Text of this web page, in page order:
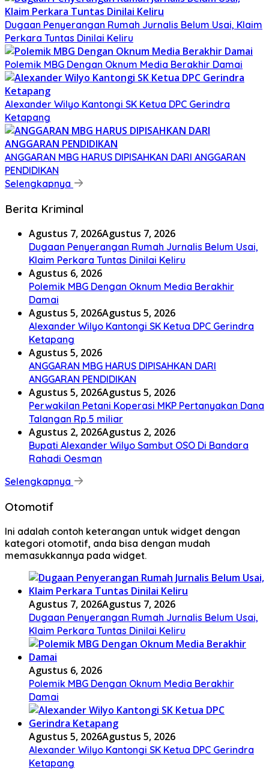
Dugaan Penyerangan Rumah Jurnalis Belum Usai, Klaim
Perkara Tuntas Dinilai Keliru
Polemik MBG Dengan Oknum Media Berakhir Damai
Alexander Wilyo Kantongi SK Ketua DPC Gerindra
Ketapang
ANGGARAN MBG HARUS DIPISAHKAN DARI ANGGARAN
PENDIDIKAN
Selengkapnya
Berita Kriminal
Agustus 7, 2026Agustus 7, 2026
Dugaan Penyerangan Rumah Jurnalis Belum Usai,
Klaim Perkara Tuntas Dinilai Keliru
Agustus 6, 2026
Polemik MBG Dengan Oknum Media Berakhir
Damai
Agustus 5, 2026Agustus 5, 2026
Alexander Wilyo Kantongi SK Ketua DPC Gerindra
Ketapang
Agustus 5, 2026
ANGGARAN MBG HARUS DIPISAHKAN DARI
ANGGARAN PENDIDIKAN
Agustus 5, 2026Agustus 5, 2026
Perwakilan Petani Koperasi MKP Pertanyakan Dana
Talangan Rp.5 miliar
Agustus 2, 2026Agustus 2, 2026
Bupati Alexander Wilyo Sambut OSO Di Bandara
Rahadi Oesman
Selengkapnya
Otomotif
Ini adalah contoh keterangan untuk widget dengan
kategori otomotif, anda bisa dengan mudah
memasukkannya pada widget.
Agustus 7, 2026Agustus 7, 2026
Dugaan Penyerangan Rumah Jurnalis Belum Usai,
Klaim Perkara Tuntas Dinilai Keliru
Agustus 6, 2026
Polemik MBG Dengan Oknum Media Berakhir
Damai
Agustus 5, 2026Agustus 5, 2026
Alexander Wilyo Kantongi SK Ketua DPC Gerindra
Ketapang